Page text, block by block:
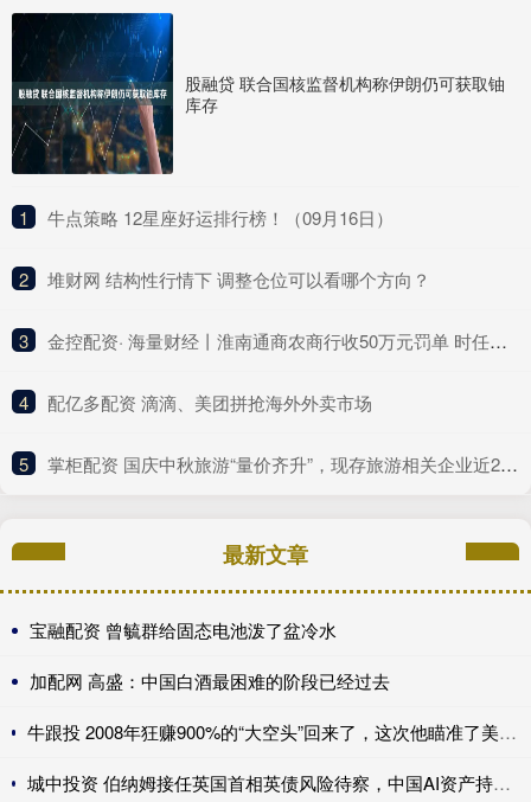
股融贷 联合国核监督机构称伊朗仍可获取铀
库存
1 ​牛点策略 12星座好运排行榜！（09月16日）
2 ​堆财网 结构性行情下 调整仓位可以看哪个方向？
3 ​金控配资· 海量财经丨淮南通商农商行收50万元罚单 时任副行长、房地产信贷部总经理同时被警告
4 ​配亿多配资 滴滴、美团拼抢海外外卖市场
5 ​掌柜配资 国庆中秋旅游“量价齐升”，现存旅游相关企业近260万家
最新文章
宝融配资 曾毓群给固态电池泼了盆冷水
加配网 高盛：中国白酒最困难的阶段已经过去
牛跟投 2008年狂赚900%的“大空头”回来了，这次他瞄准了美国保险公司，甚至包括伯克希尔......
城中投资 伯纳姆接任英国首相英债风险待察，中国AI资产持续领涨，美国积极保障关键矿产---0624宏观脱水